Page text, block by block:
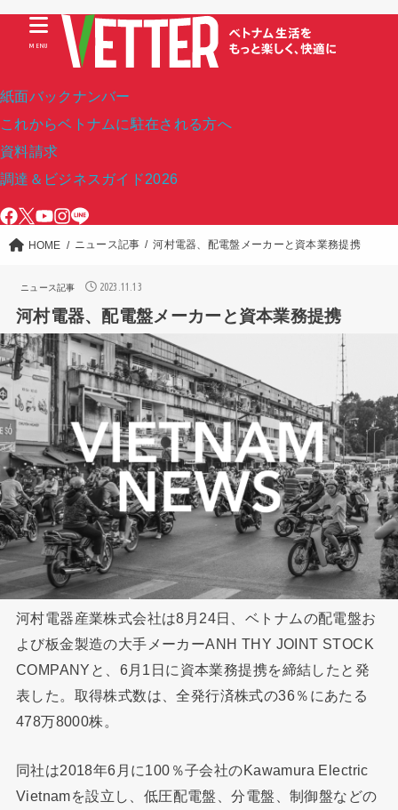
紙面バックナンバー
これからベトナムに駐在される方へ
資料請求
調達＆ビジネスガイド2026
MENU
HOME ニュース記事 河村電器、配電盤メーカーと資本業務提携
ニュース記事 2023.11.13
河村電器、配電盤メーカーと資本業務提携
河村電器産業株式会社は8月24日、ベトナムの配電盤お
よび板金製造の大手メーカーANH THY JOINT STOCK
COMPANYと、6月1日に資本業務提携を締結したと発
表した。取得株式数は、全発行済株式の36％にあたる
478万8000株。
同社は2018年6月に100％子会社のKawamura Electric
Vietnamを設立し、低圧配電盤、分電盤、制御盤などの